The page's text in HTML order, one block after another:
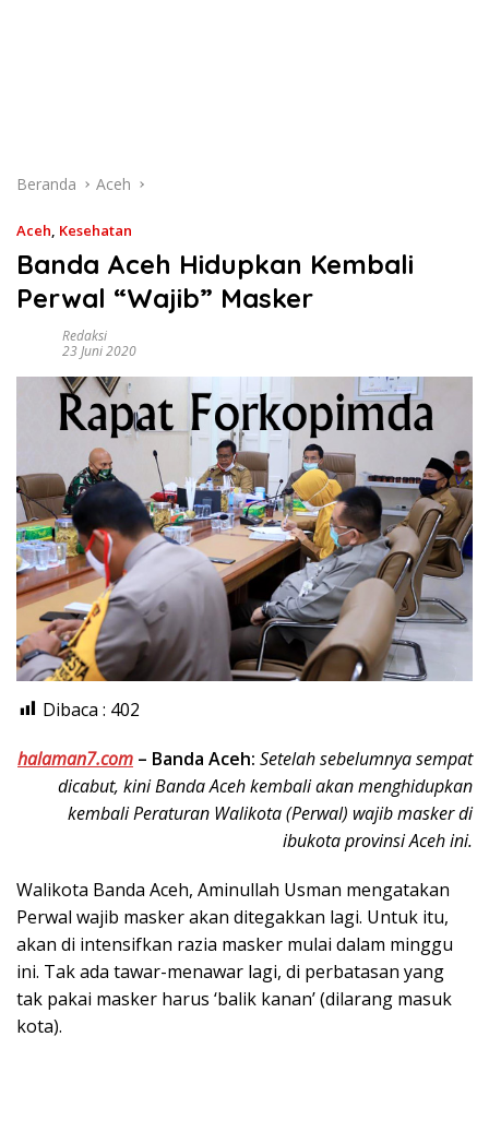
Beranda Aceh
Aceh, Kesehatan
Banda Aceh Hidupkan Kembali
Perwal “Wajib” Masker
Redaksi
23 Juni 2020
Dibaca : 402
halaman7.com – Banda Aceh: Setelah sebelumnya sempat
dicabut, kini Banda Aceh kembali akan menghidupkan
kembali Peraturan Walikota (Perwal) wajib masker di
ibukota provinsi Aceh ini.
Walikota Banda Aceh, Aminullah Usman mengatakan
Perwal wajib masker akan ditegakkan lagi. Untuk itu,
akan di intensifkan razia masker mulai dalam minggu
ini. Tak ada tawar-menawar lagi, di perbatasan yang
tak pakai masker harus ‘balik kanan’ (dilarang masuk
kota).